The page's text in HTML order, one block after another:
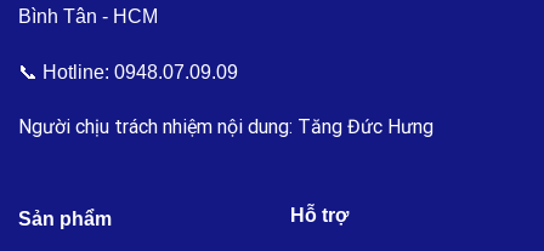
Bình Tân - HCM
📞 Hotline: 0948.07.09.09
Người chịu trách nhiệm nội dung: Tăng Đức Hưng
Sản phẩm Hỗ trợ